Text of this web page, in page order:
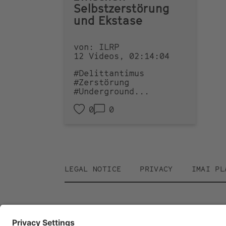
Selbstzerstörung
und Ekstase
von: ILRP
12 Videos, 02:14:04
#Delittantimus
#Zerstörung
#Underground ...
0
0
Footer
LEGAL NOTICE PRIVACY IMAI